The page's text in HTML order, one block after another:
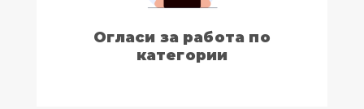
Огласи за работа по
категории